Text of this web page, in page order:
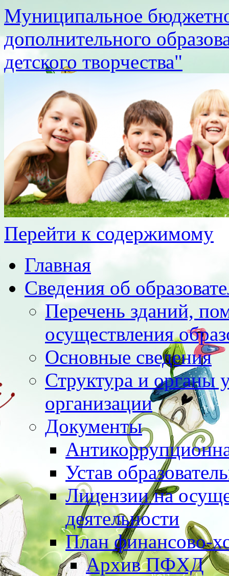
Муниципальное
дополнительного
детского творчества"
Перейти к содержимому
Главная
Сведения об
Перечень зданий,
осуществления
Основные сведения
Структура и органы
организации
Документы
Устав
Лицензии на
деятельности
План финансово-
Архив ПФХД